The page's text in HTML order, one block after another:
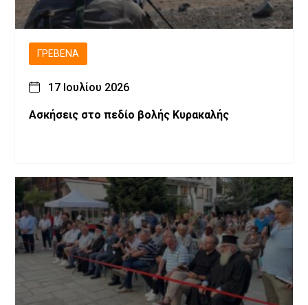
ΓΡΕΒΕΝΆ
17 Ιουλίου 2026
Ασκήσεις στο πεδίο βολής Κυρακαλής